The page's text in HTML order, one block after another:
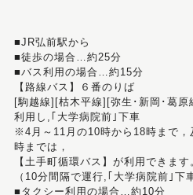
■JR弘前駅から
■徒歩の場合…約25分
■バス利用の場合…約15分
【路線バス】６番のりば
[駒越線][枯木平線][弥生･新岡･葛
利用し,｢大学病院前｣下車
※4月～11月の10時から18時まで
時までは，
【土手町循環バス】が利用できます
（10分間隔で運行,｢大学病院前｣下
■タクシー利用の場合…約10分